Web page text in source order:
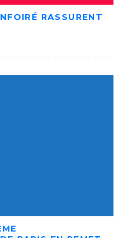
RASSURENT